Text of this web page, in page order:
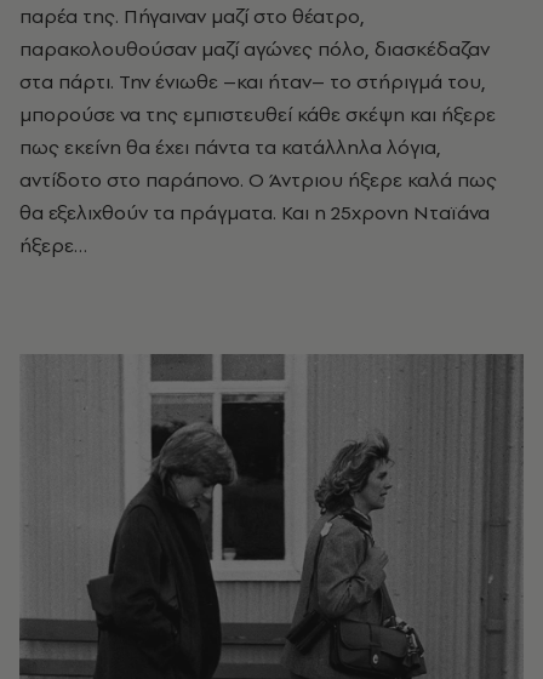
παρέα της. Πήγαιναν μαζί στο θέατρο,
παρακολουθούσαν μαζί αγώνες πόλο, διασκέδαζαν
στα πάρτι. Την ένιωθε –και ήταν– το στήριγμά του,
μπορούσε να της εμπιστευθεί κάθε σκέψη και ήξερε
πως εκείνη θα έχει πάντα τα κατάλληλα λόγια,
αντίδοτο στο παράπονο. Ο Άντριου ήξερε καλά πως
θα εξελιχθούν τα πράγματα. Και η 25χρονη Νταϊάνα
ήξερε…